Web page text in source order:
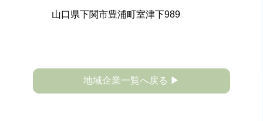
山口県下関市豊浦町室津下989
地域企業一覧へ戻る ▶